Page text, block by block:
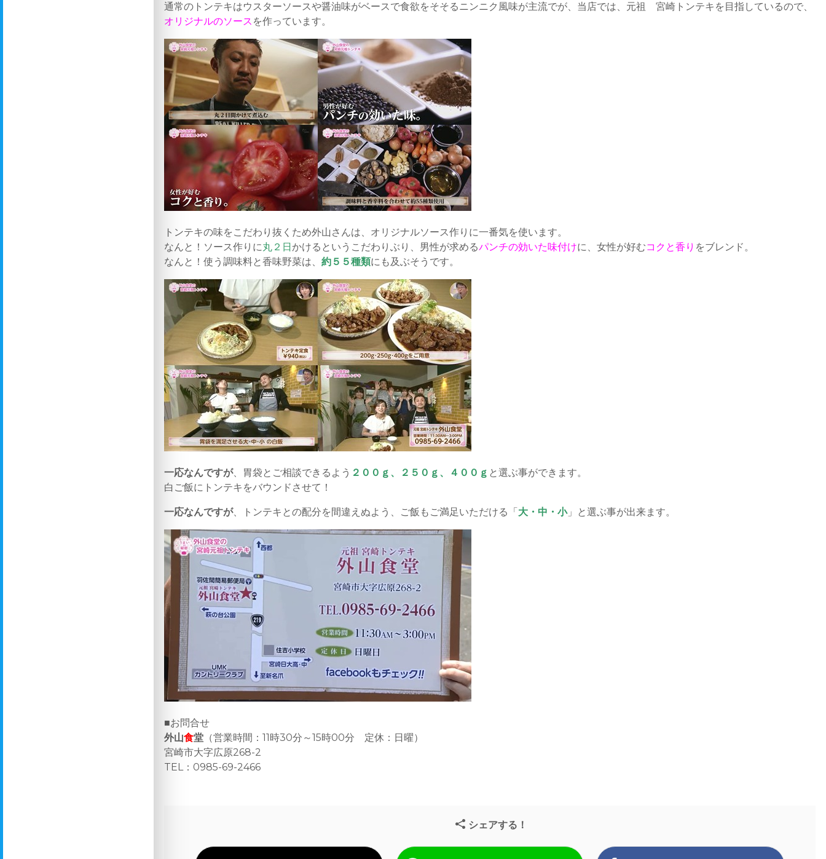
通常のトンテキはウスターソースや醤油味がベースで食欲をそそるニンニク風味が主流でが、当店では、元祖 宮崎トンテキを目指しているので、
オリジナルのソース を作っています。
トンテキの味をこだわり抜くため外山さんは、オリジナルソース作りに一番気を使います。
なんと！ソース作りに丸２日 かけるというこだわりぶり、男性が求めるパンチの効いた味付けに、女性が好むコクと香り をブレンド。
なんと！使う調味料と香味野菜は、 約５５種類にも及ぶそうです。
一応なんですが、胃袋とご相談できるよう ２００ｇ、２５０ｇ、４００ｇ と選ぶ事ができます。
白ご飯にトンテキをバウンドさせて！
一応なんですが、トンテキとの配分を間違えぬよう、ご飯もご満足いただける「 大・中・小」と選ぶ事が出来ます。
■お問合せ
外山食堂 （営業時間：11時30分～15時00分 定休：日曜）
宮崎市大字広原268-2
TEL：0985-69-2466
シェアする！